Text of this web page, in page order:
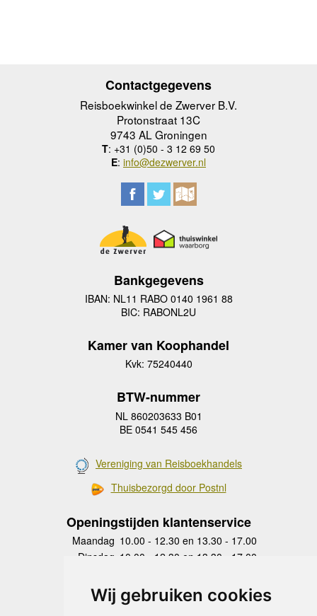
Wij gebruiken cookies
Contactgegevens
Reisboekwinkel de Zwerver B.V.
Protonstraat 13C
9743 AL Groningen
T: +31 (0)50 - 3 12 69 50
E: info@dezwerver.nl
Bankgegevens
IBAN: NL11 RABO 0140 1961 88
BIC: RABONL2U
Kamer van Koophandel
Kvk: 75240440
BTW-nummer
NL 860203633 B01
BE 0541 545 456
Vereniging van Reisboekhandels
Thuisbezorgd door Postnl
Openingstijden klantenservice
Maandag 10.00 - 12.30 en 13.30 - 17.00
Dinsdag 10.00 - 12.30 en 13.30 - 17.00
Donderdag
10.00 - 12.30 en 13.30 - 17.00
Vrijdag 10.00 - 12.30 en 13.30 - 17.00